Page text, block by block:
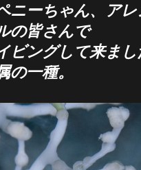
ニーちゃん、ア
の皆さんで
ビングして来まし
の一種。